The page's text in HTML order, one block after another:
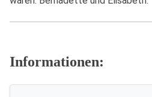
Informationen: